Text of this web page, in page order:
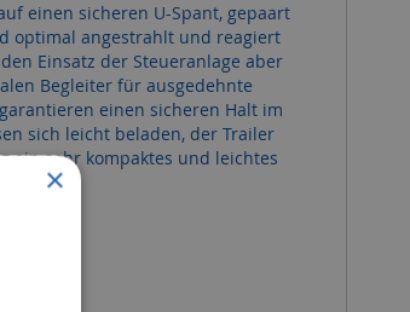
einen sicheren U-Spant, gepaart
optimal angestrahlt und reagiert
Einsatz der Steueranlage aber
Begleiter für ausgedehnte
einen sicheren Halt im
sich leicht beladen, der Trailer
ein sehr kompaktes und leichtes
×